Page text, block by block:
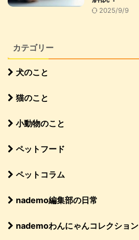
2025/9/9
カテゴリー
犬のこと
猫のこと
小動物のこと
ペットフード
ペットコラム
nademo編集部の日常
nademoわんにゃんコレクション